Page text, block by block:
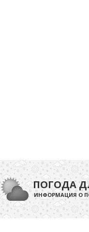
ПОГОДА
ИНФОРМАЦИЯ О